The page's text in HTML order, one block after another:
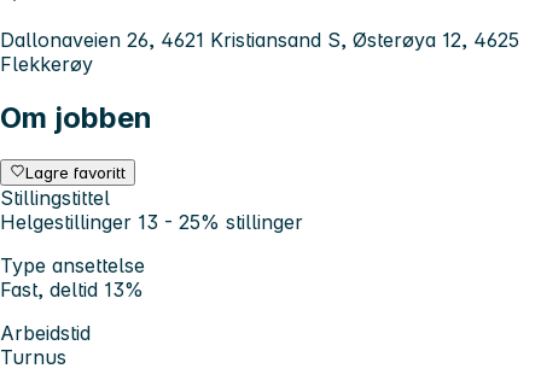
Dallonaveien 26, 4621 Kristiansand S, Østerøya 12, 4625
Flekkerøy
Om jobben
Lagre favoritt
Stillingstittel
Helgestillinger 13 - 25% stillinger
Type ansettelse
Fast, deltid 13%
Arbeidstid
Turnus